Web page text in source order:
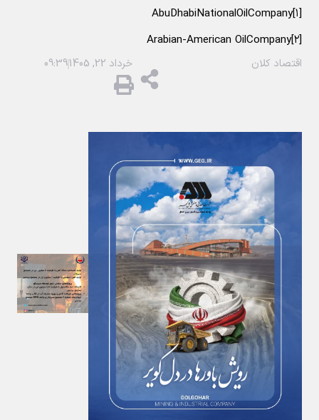
[۱]AbuDhabiNationalOilCompany
[۲]Arabian-American OilCompany
اقتصاد کلان خرداد 22, 1405 09:39